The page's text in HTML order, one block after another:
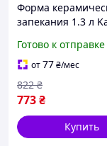
Форма
запекания 1.3 л
Готово к отправке
от77₴/мес
773₴
822 ₴
Купить